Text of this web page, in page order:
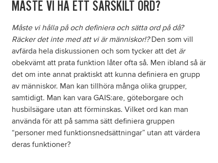
MÅSTE VI HA ETT SÄRSKILT ORD?
Måste vi hålla på och definiera och sätta ord på då?
Räcker det inte med att vi är människor!?Den som vill
avfärda hela diskussionen och som tycker att det är
obekvämt att prata funktion låter ofta så. Men ibland så är
det om inte annat praktiskt att kunna definiera en grupp
av människor. Man kan tillhöra många olika grupper,
samtidigt. Man kan vara GAIS:are, göteborgare och
husbilsägare utan att förminskas. Vilket ord kan man
använda för att på samma sätt definiera gruppen
“personer med funktionsnedsättningar” utan att värdera
deras funktioner?